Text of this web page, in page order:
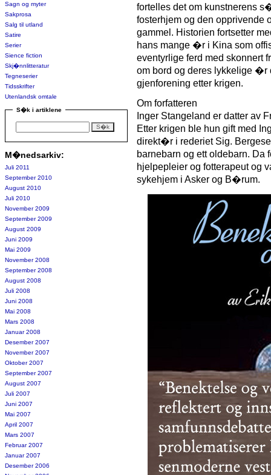
Sagn og myter
Sakprosa
Salg til utland
Satire
Serier
Sience fiction
Skj�nnlitteratur
Tegneserier
Tidsskrifter
Utenlandsk omtale
S�k i artiklene
M�nedsarkiv:
Juli 2011
September 2010
August 2010
Juli 2010
November 2009
September 2009
August 2009
Juni 2009
Mai 2009
November 2008
September 2008
August 2008
Juli 2008
Juni 2008
Mai 2008
Mars 2008
Januar 2008
Desember 2007
November 2007
Oktober 2007
September 2007
August 2007
Juli 2007
Juni 2007
Mai 2007
April 2007
Mars 2007
Februar 2007
Januar 2007
Desember 2006
fortelles det om kunstnerens
fosterhjem og den
gammel. Historien fortsetter
hans mange �r i Kina som
eventyrlige ferd med skonnert
om bord og deres lykkelige �r
gjenforening etter krigen.
Om forfatteren
Inger Stangeland er datter av
Etter krigen ble hun gift med
direkt�r i rederiet Sig.
barnebarn og ett oldebarn. Da
hjelpepleier og fotterapeut og
sykehjem i Asker og B�rum.